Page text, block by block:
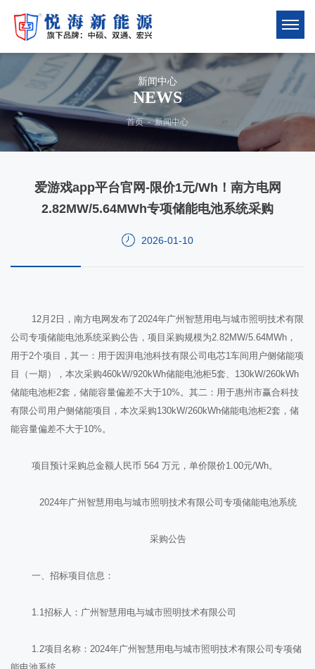
新闻中心
NEWS
首页 - 新闻中心
爱游戏app平台官网-限价1元/Wh！南方电网
2.82MW/5.64MWh专项储能电池系统采购
2026-01-10
12月2日，南方电网发布了2024年广州智慧用电与城市照明技术有限
公司专项储能电池系统采购公告，项目采购规模为2.82MW/5.64MWh，
用于2个项目，其一：用于因湃电池科技有限公司电芯1车间用户侧储能项
目（一期），本次采购460kW/920kWh储能电池柜5套、130kW/260kWh
储能电池柜2套，储能容量偏差不大于10%。其二：用于惠州市赢合科技
有限公司用户侧储能项目，本次采购130kW/260kWh储能电池柜2套，储
能容量偏差不大于10%。
项目预计采购总金额人民币 564 万元，单价限价1.00元/Wh。
2024年广州智慧用电与城市照明技术有限公司专项储能电池系统
采购公告
一、招标项目信息：
1.1招标人：广州智慧用电与城市照明技术有限公司
1.2项目名称：2024年广州智慧用电与城市照明技术有限公司专项储